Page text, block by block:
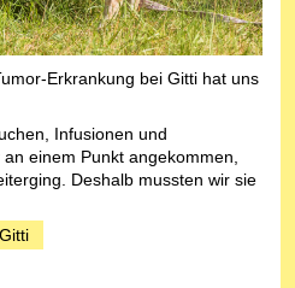
Erkrankung bei Gitti hat uns
Infusionen und
einem Punkt angekommen,
Deshalb mussten wir sie